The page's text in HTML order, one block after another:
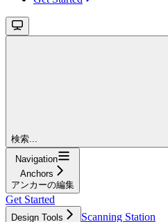
検索...
Navigation
Anchors
アンカーの編集
Get Started
Design Tools
Scanning Station